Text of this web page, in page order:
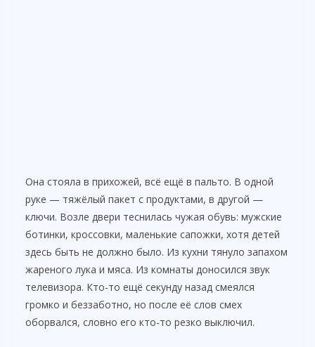
Она стояла в прихожей, всё ещё в пальто. В одной
руке — тяжёлый пакет с продуктами, в другой —
ключи. Возле двери теснилась чужая обувь: мужские
ботинки, кроссовки, маленькие сапожки, хотя детей
здесь быть не должно было. Из кухни тянуло запахом
жареного лука и мяса. Из комнаты доносился звук
телевизора. Кто-то ещё секунду назад смеялся
громко и беззаботно, но после её слов смех
оборвался, словно его кто-то резко выключил.